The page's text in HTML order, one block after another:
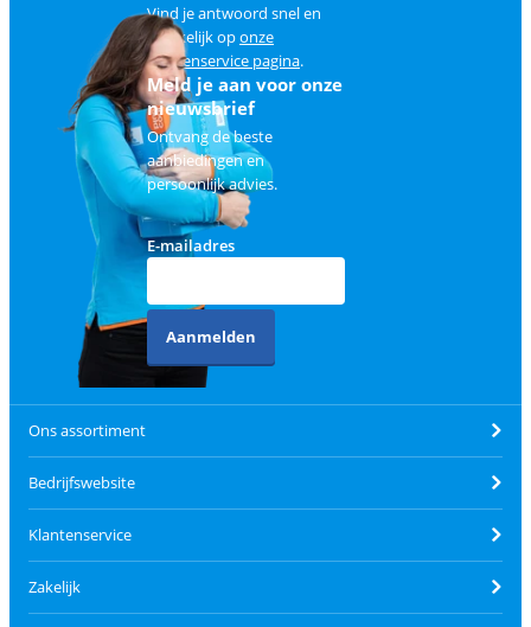
Vind je antwoord snel en
makkelijk oponze
klantenservice pagina.
Meld je aan voor onze
nieuwsbrief
Ontvang de beste
aanbiedingen en
persoonlijk advies.
E-mailadres
Aanmelden
Ons assortiment
Bedrijfswebsite
Klantenservice
Zakelijk